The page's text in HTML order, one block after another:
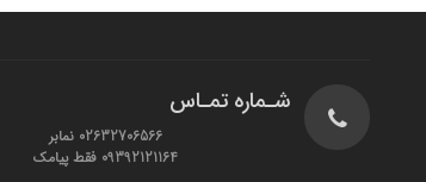
شـماره تمـاس
02632706566 نمابر
09392121164 فقط پیامک